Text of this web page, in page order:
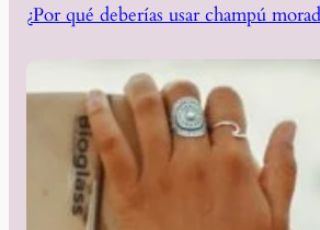
¿Por qué deberías usar champú